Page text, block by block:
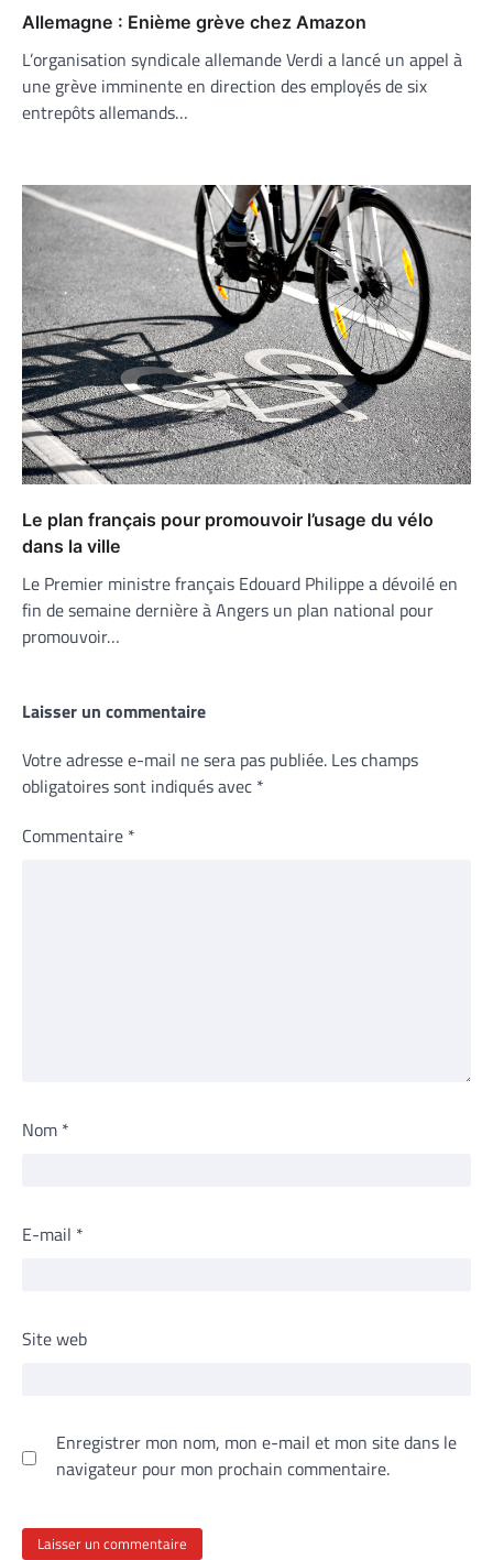
Allemagne : Enième grève chez Amazon
L’organisation syndicale allemande Verdi a lancé un appel à
une grève imminente en direction des employés de six
entrepôts allemands…
Le plan français pour promouvoir l’usage du vélo
dans la ville
Le Premier ministre français Edouard Philippe a dévoilé en
fin de semaine dernière à Angers un plan national pour
promouvoir…
Laisser un commentaire
Votre adresse e-mail ne sera pas publiée. Les champs
obligatoires sont indiqués avec *
Commentaire *
Nom *
E-mail *
Site web
Enregistrer mon nom, mon e-mail et mon site dans le
navigateur pour mon prochain commentaire.